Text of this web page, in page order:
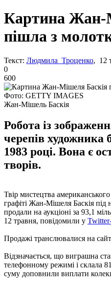
Картина Жан-
пішла з
Текст: Людмила Троценко, 12
0
600
Фото: GETTY IMAGES
Жан-Мішель Баскія
Робота із
черепів художника
1983 році. Вона є
творів.
Твір мистецтва американського
графіті Жан-Мішеля Баскія під
продали на аукціоні за 93,1
12 травня, повідомили у
Продажі транслювалися на
Відзначається, що виграшна
телефонному режимі і склала
суму доповнили виплати